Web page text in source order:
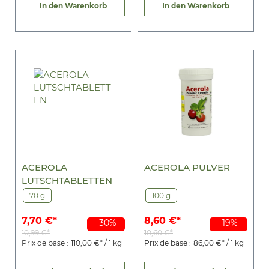
In den Warenkorb In den Warenkorb
-30%
ACEROLA
LUTSCHTABLETTEN
70 g
7,70 €*
10,99 €*
Prix de base : 110,00 €* / 1 kg
-19%
ACEROLA PULVER
100 g
8,60 €*
10,60 €*
Prix de base : 86,00 €* / 1 kg